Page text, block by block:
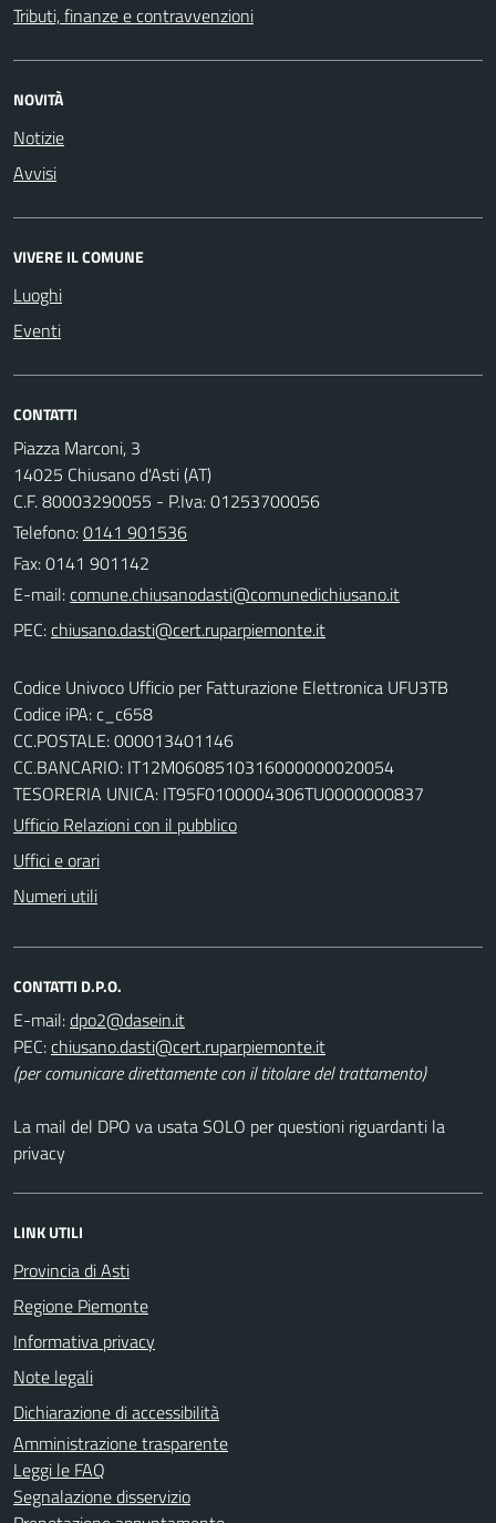
Tributi, finanze e contravvenzioni
NOVITÀ
Notizie
Avvisi
VIVERE IL COMUNE
Luoghi
Eventi
CONTATTI
Piazza Marconi, 3
14025 Chiusano d'Asti (AT)
C.F. 80003290055 - P.Iva: 01253700056
Telefono:0141 901536
Fax: 0141 901142
E-mail:
PEC:
Codice Univoco Ufficio per Fatturazione Elettronica UFU3TB
Codice iPA: c_c658
CC.POSTALE: 000013401146
CC.BANCARIO: IT12M0608510316000000020054
TESORERIA UNICA: IT95F0100004306TU0000000837
Ufficio Relazioni con il pubblico
Uffici e orari
Numeri utili
CONTATTI D.P.O.
E-mail:
PEC:
(per comunicare direttamente con il titolare del trattamento)
La mail del DPO va usata SOLO per questioni riguardanti la
privacy
LINK UTILI
Provincia di Asti
Regione Piemonte
Informativa privacy
Note legali
Dichiarazione di accessibilità
Amministrazione trasparente
Leggi le FAQ
Segnalazione disservizio